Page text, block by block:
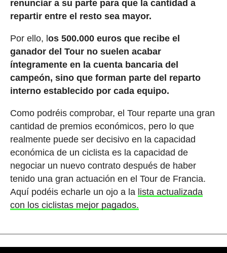
renunciar a su parte para que la cantidad a
repartir entre el resto sea mayor.
Por ello, l os 500.000 euros que recibe el
ganador del Tour no suelen acabar
íntegramente en la cuenta bancaria del
campeón, sino que forman parte del reparto
interno establecido por cada equipo.
Como podréis comprobar, el Tour reparte una gran
cantidad de premios económicos, pero lo que
realmente puede ser decisivo en la capacidad
económica de un ciclista es la capacidad de
negociar un nuevo contrato después de haber
tenido una gran actuación en el Tour de Francia.
Aquí podéis echarle un ojo a la lista actualizada
con los ciclistas mejor pagados.